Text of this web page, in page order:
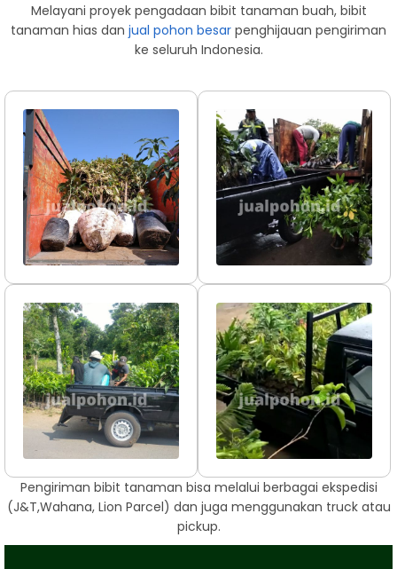
Melayani proyek pengadaan bibit tanaman buah, bibit
tanaman hias dan jual pohon besar penghijauan pengiriman
ke seluruh Indonesia.
Pengiriman bibit tanaman bisa melalui berbagai ekspedisi
(J&T,Wahana, Lion Parcel) dan juga menggunakan truck atau
pickup.